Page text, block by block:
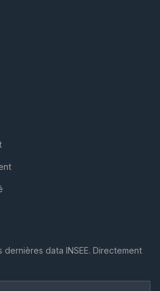
data INSEE. Directement